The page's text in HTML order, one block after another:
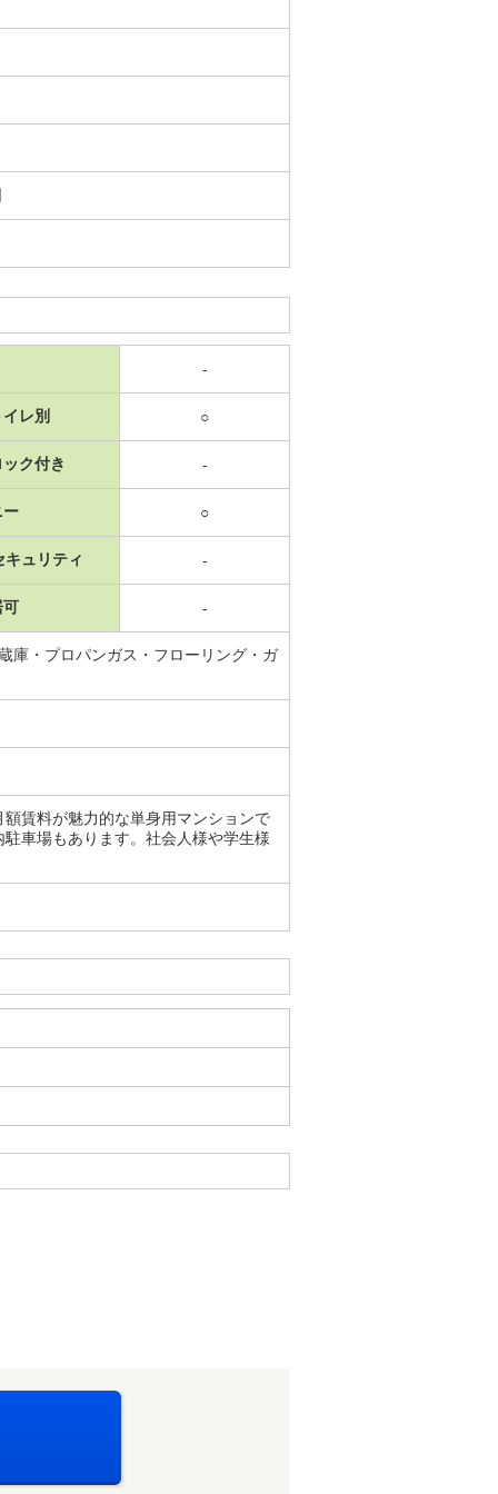
-
レ別 ○
ク付き -
ー ○
キュリティ -
可 -
庫・プロパンガス・フローリング・ガ
賃料が魅力的な単身用マンションで
車場もあります。社会人様や学生様